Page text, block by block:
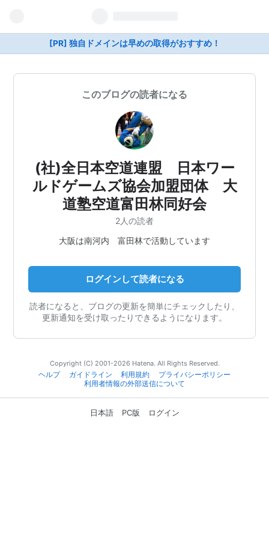
[PR] 独自ドメインは早めの取得がおすすめ！
このブログの読者になる
(社)全日本空道連盟 日本ワー
ルドゲームズ協会加盟団体 大
道塾空道富田林同好会
2人の読者
大阪は南河内 富田林で活動しています
ログインして読者になる
読者になると、ブログの更新を簡単にチェックしたり、
更新通知を受け取ったりできるようになります。
Copyright (C) 2001-2026 Hatena. All Rights Reserved.
ヘルプ
ガイドライン 利用規約
プライバシーポリシー
利用者情報の外部送信について
日本語 PC版 ログイン